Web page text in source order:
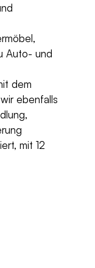
Auto- und
dem
ebenfalls
mit 12